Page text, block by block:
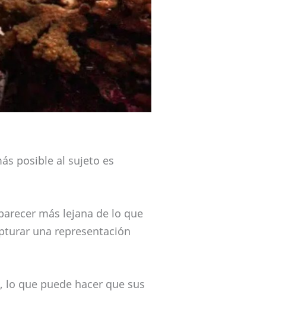
posible al sujeto es
más lejana de lo que
una representación
que puede hacer que sus